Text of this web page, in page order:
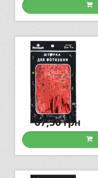
67,50грн